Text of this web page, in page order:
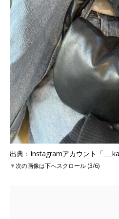
出典：Instagramアカウント「
▼次の画像は下へスクロール (3/6)